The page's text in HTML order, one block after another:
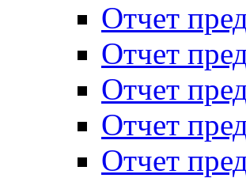
Отчет
Отчет
Отчет
Отчет
Отчет